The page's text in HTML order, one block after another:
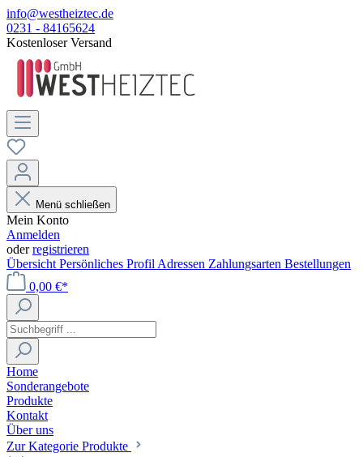
info@westheiztec.de
0231 - 84165624
Kostenloser Versand
Menü schließen
Mein Konto
Anmelden
oderregistrieren
Übersicht Persönliches Profil Adressen Zahlungsarten Bestellungen
0,00 €*
Home
Sonderangebote
Produkte
Kontakt
Über uns
Zur Kategorie Produkte